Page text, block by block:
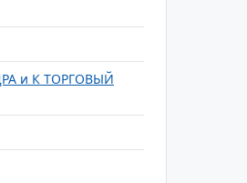
и К ТОРГОВЫЙ